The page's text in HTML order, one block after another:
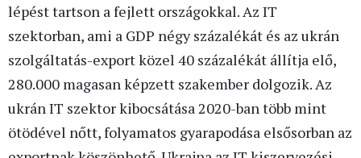
lépést tartson a fejlett országokkal. Az IT
szektorban, ami a GDP négy százalékát és az ukrán
szolgáltatás-export közel 40 százalékát állítja elő,
280.000 magasan képzett szakember dolgozik. Az
ukrán IT szektor kibocsátása 2020-ban több mint
ötödével nőtt, folyamatos gyarapodása elsősorban az